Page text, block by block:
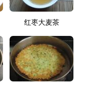
红枣大麦茶